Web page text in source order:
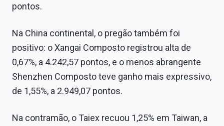
pontos.
Na China continental, o pregão também foi
positivo: o Xangai Composto registrou alta de
0,67%, a 4.242,57 pontos, e o menos abrangente
Shenzhen Composto teve ganho mais expressivo,
de 1,55%, a 2.949,07 pontos.
Na contramão, o Taiex recuou 1,25% em Taiwan, a